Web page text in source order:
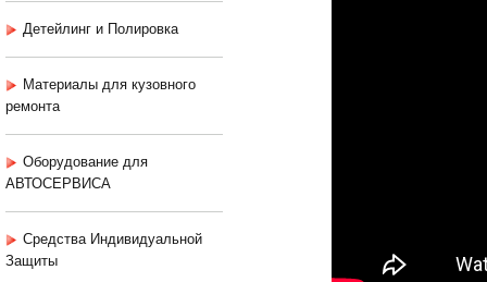
Детейлинг и Полировка
Материалы для кузовного
ремонта
Оборудование для
АВТОСЕРВИСА
Средства Индивидуальной
Защиты